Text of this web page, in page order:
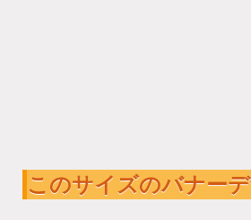
このサイズのバナー